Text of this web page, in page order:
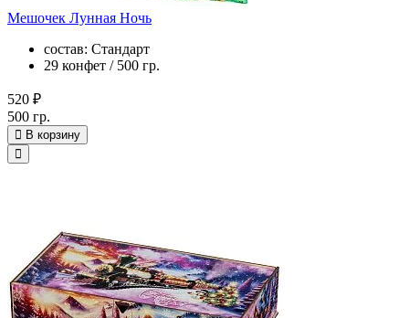
Мешочек Лунная Ночь
состав: Стандарт
29 конфет / 500 гр.
520 ₽
500 гр.
В корзину